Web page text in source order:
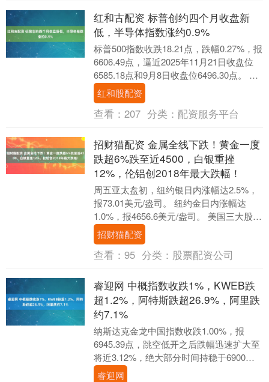
红和古配资 标普创约四个月收盘新
低，半导体指数涨约0.9%
标普500指数收跌18.21点，跌幅0.27%，报
6606.49点，逼近2025年11月21日收盘位
6585.18点和9月8日收盘位6496.30点。 道
琼斯工....
红和股配资
查看： 207 分类： 配资服务平台
招财猫配资 金属全线下跌！黄金一度
跌超6%跌至近4500，白银重挫
12%，伦铝创2018年最大跌幅！
周五亚太盘初，纽约银日内涨幅达2.5%，
报73.01美元/盎司。 纽约金日内涨幅达
1.0%，报4656.6美元/盎司。 美国三大股指
期货涨超0.2%，罗素200....
招财猫配资
查看： 95 分类： 股票配资公司
睿迎网 中概指数收跌1%，KWEB跌
超1.2%，阿特斯跌超26.9%，阿里跌
约7.1%
纳斯达克金龙中国指数收跌1.00%，报
6945.39点，跳空低开之后跌幅迅速扩大至
将近3.12%，绝大部分时间持稳于6900点
上方——形成高位窄幅震荡。 ETF....
睿迎网